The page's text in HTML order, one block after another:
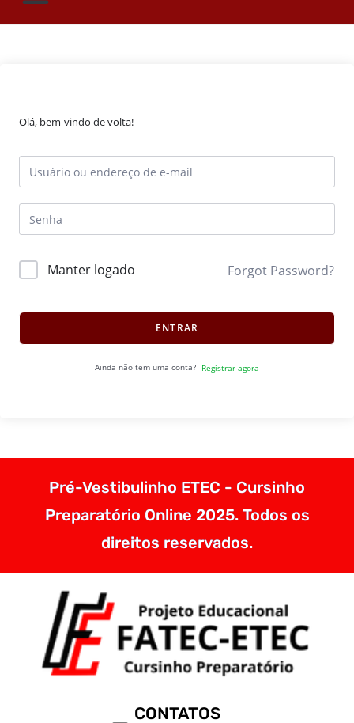
Olá, bem-vindo de volta!
Manter logado Forgot Password?
ENTRAR
Ainda não tem uma conta? Registrar agora
Pré-Vestibulinho ETEC - Cursinho
Preparatório Online 2025. Todos os
direitos reservados.
CONTATOS